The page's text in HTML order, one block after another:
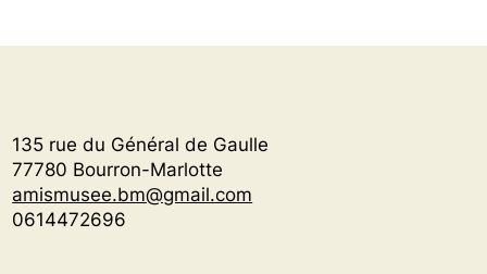
135 rue du Général de Gaulle
77780 Bourron-Marlotte
amismusee.bm@gmail.com
0614472696